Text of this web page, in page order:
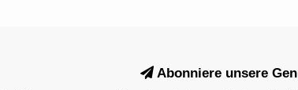
Abonniere unsere